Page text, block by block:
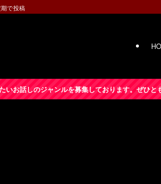
で投稿
いお話しのジャンルを募集しております。ぜひと